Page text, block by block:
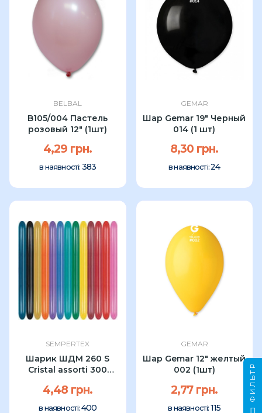
BELBAL
B105/004 Пастель
розовый 12" (1шт)
4,29 грн.
в наявності: 383
GEMAR
Шар Gemar 19" Черный
014 (1 шт)
8,30 грн.
в наявності:24
SEMPERTEX
Шарик ШДМ 260 S
Cristal assorti 300
4,48 грн.
в наявності: 400
GEMAR
Шар Gemar 12" желтый
002 (1шт)
2,77 грн.
в наявності: 115
ФИЛЬТР